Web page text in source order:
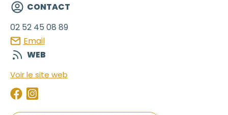
CONTACT
02 52 45 08 89
Email
WEB
Voir le site web